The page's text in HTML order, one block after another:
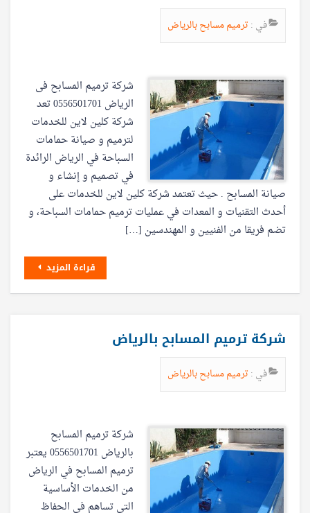
في : ترميم مسابح بالرياض
شركة ترميم المسابح فى
الرياض 0556501701 تعد
شركة كلين لاين للخدمات
لترميم و صيانة حمامات
السباحة في الرياض الرائدة
في تصميم و إنشاء و
صيانة المسابح . حيث تعتمد شركة كلين لاين للخدمات على
أحدث التقنيات و المعدات في عمليات ترميم حمامات السباحة، و
تضم فريقا من الفنيين و المهندسين […]
قراءة المزيد
شركة ترميم المسابح بالرياض
في : ترميم مسابح بالرياض
شركة ترميم المسابح
بالرياض 0556501701 يعتبر
ترميم المسابح في الرياض
من الخدمات الأساسية
التي تساهم في الحفاظ